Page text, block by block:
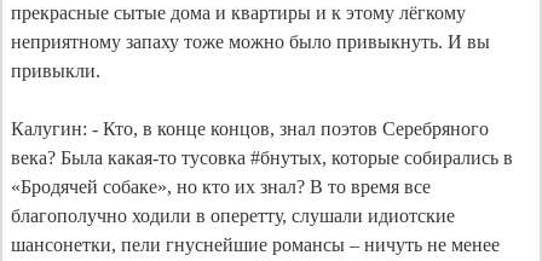
прекрасные сытые дома и квартиры и к этому лёгкому
неприятному запаху тоже можно было привыкнуть. И вы
привыкли.
Калугин: - Кто, в конце концов, знал поэтов Серебряного
века? Была какая-то тусовка #бнутых, которые собирались в
«Бродячей собаке», но кто их знал? В то время все
благополучно ходили в оперетту, слушали идиотские
шансонетки, пели гнуснейшие романсы – ничуть не менее